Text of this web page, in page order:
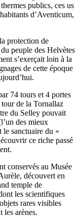
publics, ces us
d’Aventicum,
protection de
peuple des Helvètes
s’exerçait loin à la
de cette époque
74 tours et 4 portes
tour de la Tornallaz
du Selley pouvait
des mieux
le sanctuaire du «
ce riche passé
conservés au Musée
découvert en
temple de
les scientifiques
rares visibles
les arènes.